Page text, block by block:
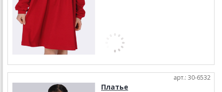
арт.: 30-6532
Платье